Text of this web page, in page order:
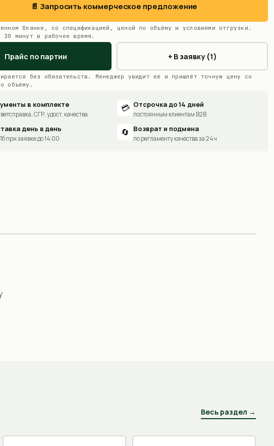
📄 Запросить коммерческое предложение
бланке, со спецификацией, ценой по объёму и условиями отгрузки.
30 минут в рабочее время.
Прайс по партии + В заявку (1)
без обязательств. Менеджер увидит её и пришлёт точную цену со
объёму.
в комплекте
СГР, удост. качества
💳 Отсрочка до 14 дней
постоянным клиентам B2B
день в день
при заявке до 14:00
🔄 Возврат и подмена
по регламенту качества за 24 ч
Весь раздел →